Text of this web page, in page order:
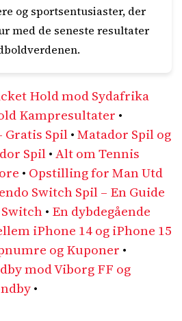
og sportsentusiaster, der
med de seneste resultater
Hold mod Sydafrika
Kampresultater •
Gratis Spil•Matador Spil og
Spil•Alt om Tennis
• Opstilling for Man Utd
Switch Spil – En Guide
• En dybdegående
iPhone 14 og iPhone 15
og Kuponer •
mod Viborg FF og
•